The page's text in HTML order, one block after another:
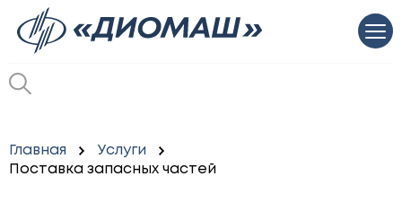
Главная
Услуги
Поставка запасных частей